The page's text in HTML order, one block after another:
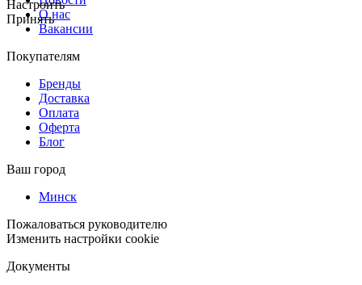
Настроить
ПринятьО нас
Вакансии
Покупателям
Бренды
Доставка
Оплата
Оферта
Блог
Ваш город
Минск
Пожаловаться руководителю
Изменить настройки cookie
Документы